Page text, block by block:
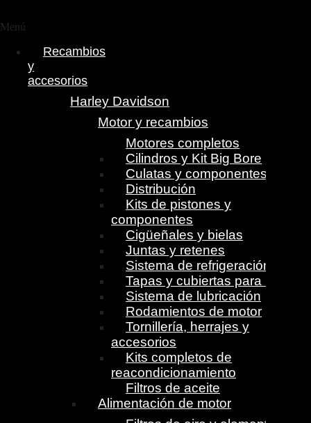
Menú
Recambios
y
accesorios
Harley Davidson
Motor y recambios
Motores completos
Cilindros y Kit Big Bore
Culatas y componentes
Distribución
Kits de pistones y
componentes
Cigüeñales y bielas
Juntas y retenes
Sistema de refrigeración
Tapas y cubiertas para motor
Sistema de lubricación
Rodamientos de motor
Tornillería, herrajes y
accesorios
Kits completos de
reacondicionamiento
Filtros de aceite
Alimentación de motor